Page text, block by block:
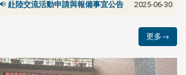
赴陸交流活動申請與報備事宜公告 2025-06-30
更多→